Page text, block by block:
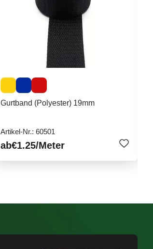
Gurtband (Polyester) 19mm
Artikel-Nr.: 60501
ab€1.25/Meter